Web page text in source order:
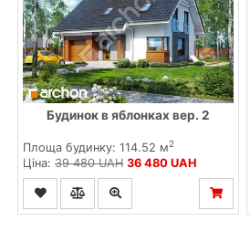
Будинок в яблонках вер. 2
Площа будинку: 114.52 м2
Ціна: 39 480 UAH 36 480 UAH